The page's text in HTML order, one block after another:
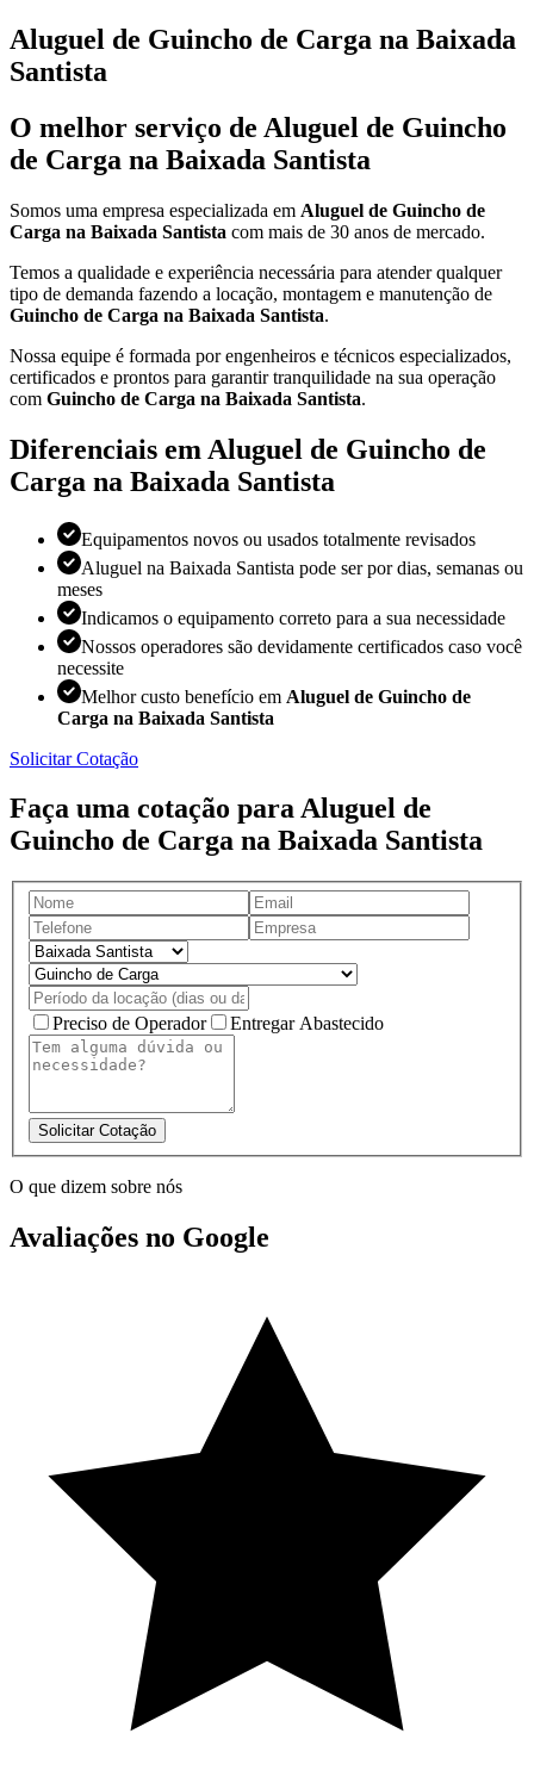
Aluguel de Guincho de Carga na Baixada
Santista
O melhor serviço de Aluguel de Guincho
de Carga na Baixada Santista
Somos uma empresa especializada em Aluguel de Guincho de
Carga na Baixada Santista com mais de 30 anos de mercado.
Temos a qualidade e experiência necessária para atender qualquer
tipo de demanda fazendo a locação, montagem e manutenção de
Guincho de Carga na Baixada Santista.
Nossa equipe é formada por engenheiros e técnicos especializados,
certificados e prontos para garantir tranquilidade na sua operação
com Guincho de Carga na Baixada Santista.
Diferenciais em Aluguel de Guincho de
Carga na Baixada Santista
Equipamentos novos ou usados totalmente revisados
Aluguel na Baixada Santista pode ser por dias, semanas ou
meses
Indicamos o equipamento correto para a sua necessidade
Nossos operadores são devidamente certificados caso você
necessite
Melhor custo benefício em Aluguel de Guincho de
Carga na Baixada Santista
Solicitar Cotação
Faça uma cotação para Aluguel de
Guincho de Carga na Baixada Santista
Preciso de Operador Entregar Abastecido
Solicitar Cotação
O que dizem sobre nós
Avaliações no Google